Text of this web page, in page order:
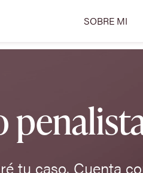
SOBRE MI
tu caso. Cuenta